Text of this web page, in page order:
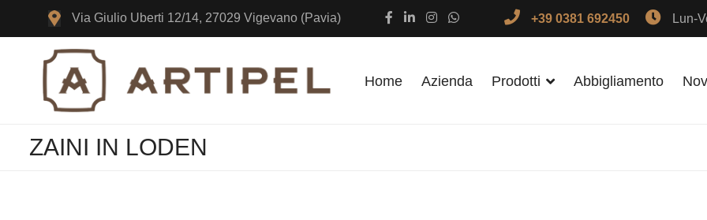
Via Giulio Uberti 12/14, 27029Vigevano (Pavia) +39 0381 692450 Lun-
Home Azienda Prodotti Abbigliamento
ZAINI IN LODEN